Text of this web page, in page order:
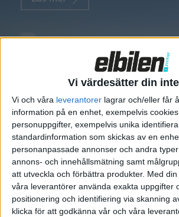
Vi värdesätter din
Vi och våra leverantorer lagrar och/eller får
information på en enhet, exempelvis
personuppgifter, exempelvis unika
standardinformation som skickas av en
personanpassade annonser och andra typer
annons- och innehållsmätning samt
att utveckla och förbättra produkter. Med
våra leverantörer använda exakta uppgifter
positionering och identifiering via skanning
klicka för att godkänna vår och våra
Range Rover
Electric
försenad – men
här finns
alternativet
Häromveckan kom nyheten att
den för i år planerade Range
Rover Electric skjuts upp till
nästa år. Den officiella
förklaringen är att Land Rover
vill genomföra fler tester av
bilen innan den släpps ut på
marknaden. Något som får